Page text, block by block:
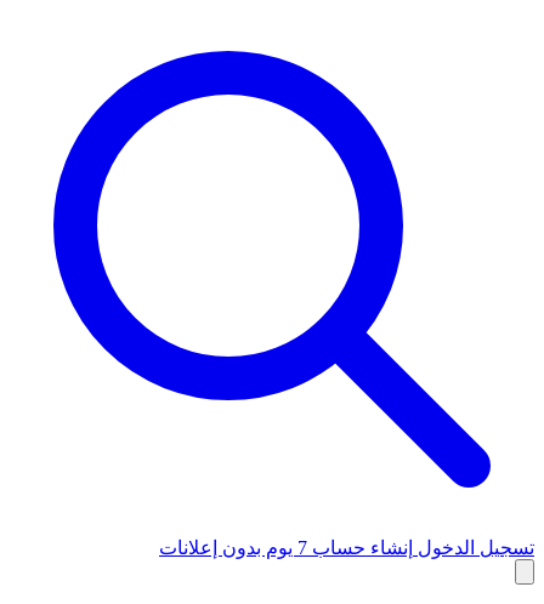
تسجيل الدخول إنشاء حساب 7 يوم بدون إعلانات